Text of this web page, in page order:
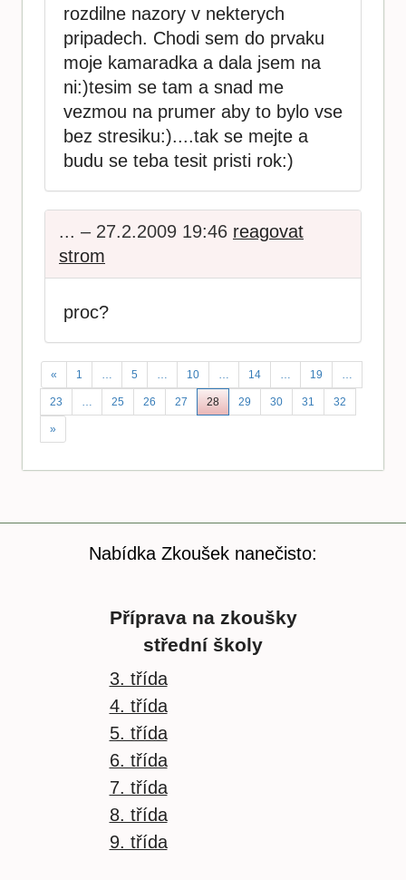
rozdilne nazory v nekterych
pripadech. Chodi sem do prvaku
moje kamaradka a dala jsem na
ni:)tesim se tam a snad me
vezmou na prumer aby to bylo vse
bez stresiku:)....tak se mejte a
budu se teba tesit pristi rok:)
... – 27.2.2009 19:46 reagovat
strom
proc?
« 1 … 5 … 10 … 14 … 19 …
23 … 25 26 27 28 29 30 31 32
»
Nabídka Zkoušek nanečisto:
Příprava na zkoušky
střední školy
3. třída
4. třída
5. třída
6. třída
7. třída
8. třída
9. třída